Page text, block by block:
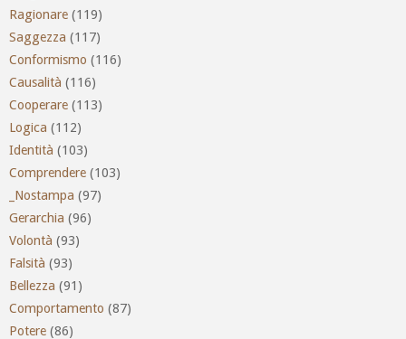
Ragionare (119)
Saggezza (117)
Conformismo (116)
Causalità (116)
Cooperare (113)
Logica (112)
Identità (103)
Comprendere (103)
_Nostampa (97)
Gerarchia (96)
Volontà (93)
Falsità (93)
Bellezza (91)
Comportamento (87)
Potere (86)